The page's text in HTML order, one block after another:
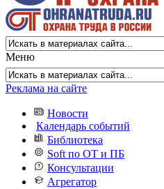
Меню
Реклама на сайте
Новости
Календарь событий
Библиотека
Soft по ОТ и ПБ
Консультации
Агрегатор